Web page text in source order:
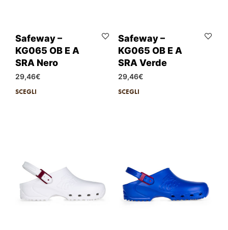
Safeway –
KG065 OB E A
SRA Nero
29,46€
SCEGLI
Safeway –
KG065 OB E A
SRA Verde
29,46€
SCEGLI